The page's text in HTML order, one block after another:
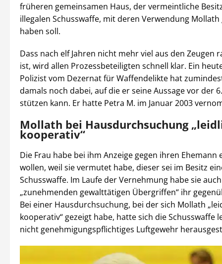
früheren gemeinsamen Haus, der vermeintliche
illegalen Schusswaffe, mit deren Verwendung
haben soll.
Dass nach elf Jahren nicht mehr viel aus den Zeugen
ist, wird allen Prozessbeteiligten schnell klar. Ein
Polizist vom Dezernat für Waffendelikte hat
damals noch dabei, auf die er seine Aussage vor der
stützen kann. Er hatte Petra M. im Januar 2003
Mollath bei Hausdurchsuchung
kooperativ“
Die Frau habe bei ihm Anzeige gegen ihren Ehemann
wollen, weil sie vermutet habe, dieser sei im Besitz
Schusswaffe. Im Laufe der Vernehmung habe sie
„zunehmenden gewalttätigen Übergriffen“ ihr
Bei einer Hausdurchsuchung, bei der sich Mollath
kooperativ“ gezeigt habe, hatte sich die Schusswaffe
nicht genehmigungspflichtiges Luftgewehr